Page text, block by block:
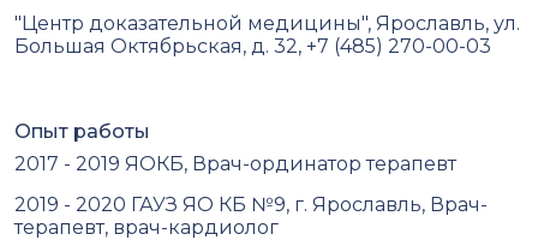
"Центр доказательной медицины", Ярославль, ул.
Большая Октябрьская, д. 32, +7 (485) 270-00-03
Опыт работы
2017 - 2019 ЯОКБ, Врач-ординатор терапевт
2019 - 2020 ГАУЗ ЯО КБ №9, г. Ярославль, Врач-
терапевт, врач-кардиолог